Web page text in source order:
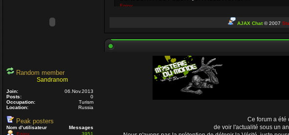
Random member
Sandranom
Join:
06.Nov.2013
Posts:
0
Occupation:
Turism
Location:
Russia
Peak posters
Nom d’utilisateur
Messages
Enjoy
3951
Enjoy
Je passe parfois Un peu dans la même idée, par nostalgie
Nounours
J'ignore si il y a toujours des gens qui passent par ici. Petit
que vous prenez soin de vous.
AJAX Chat© 2007
Ce forum a été
de voir l'actualité sous un